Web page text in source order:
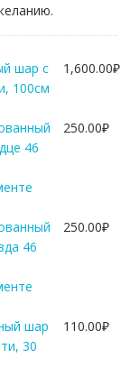
шар с
100см
1,600.00₽
46
250.00₽
46
250.00₽
шар
30
110.00₽